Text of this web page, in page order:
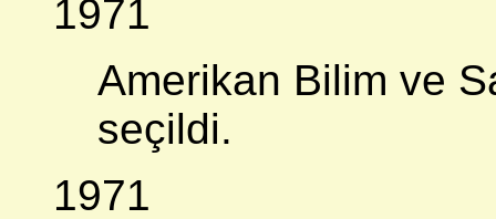
1971
Amerikan Bilim ve
seçildi.
1971